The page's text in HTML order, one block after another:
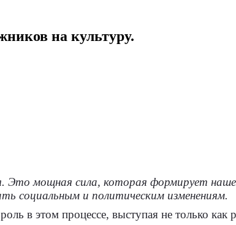
на культуру.
Это мощная сила, которая формирует
социальным и политическим изменениям.
в этом процессе, выступая не только как